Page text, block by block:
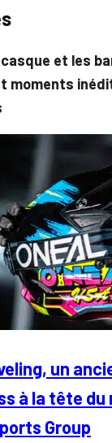
et les
moments
un
à la tête du
Group